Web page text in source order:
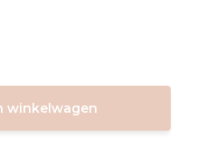
winkelwagen